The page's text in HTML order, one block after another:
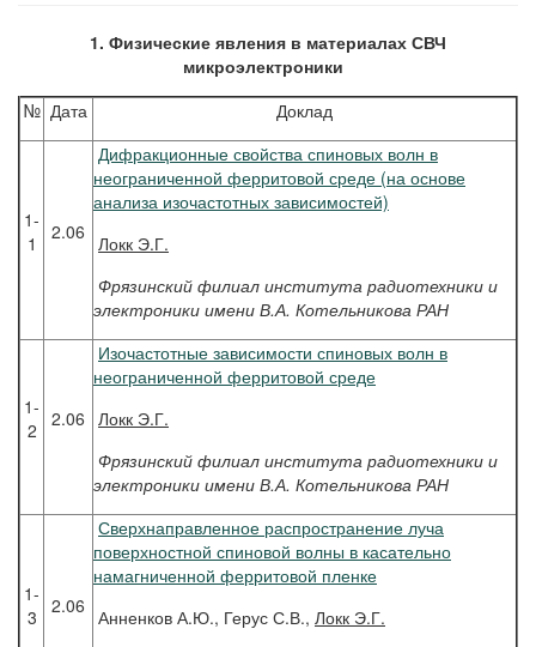
1. Физические явления в материалах СВЧ
микроэлектроники
№ Дата Доклад
1-
1
2.06
Дифракционные свойства спиновых волн в
неограниченной ферритовой среде (на основе
анализа изочастотных зависимостей)
Локк Э.Г.
Фрязинский филиал института радиотехники и
электроники имени В.А. Котельникова РАН
1-
2
2.06
Изочастотные зависимости спиновых волн в
неограниченной ферритовой среде
Локк Э.Г.
Фрязинский филиал института радиотехники и
электроники имени В.А. Котельникова РАН
1-
3
2.06
Сверхнаправленное распространение луча
поверхностной спиновой волны в касательно
намагниченной ферритовой пленке
Анненков А.Ю., Герус С.В., Локк Э.Г.